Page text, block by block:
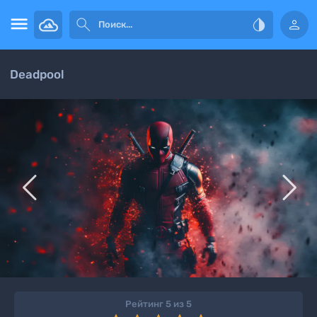
   
Deadpool
 
Рейтинг 5 из 5